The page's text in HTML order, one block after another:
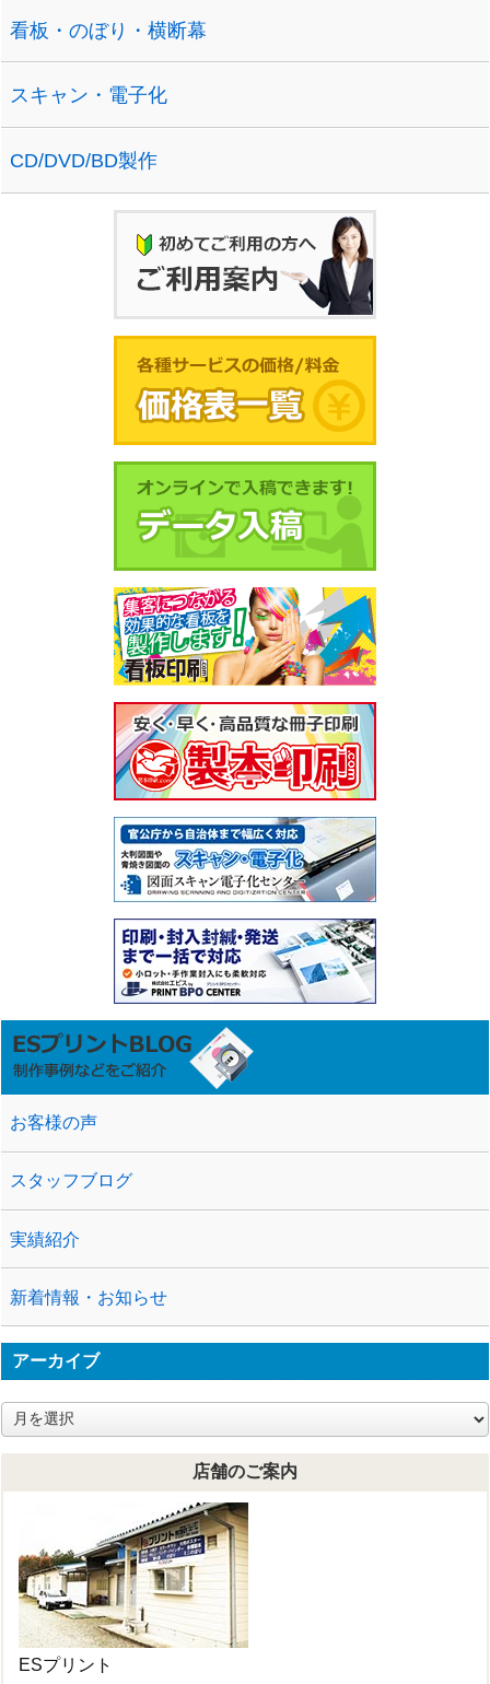
看板・のぼり・横断幕
スキャン・電子化
CD/DVD/BD製作
お客様の声
スタッフブログ
実績紹介
新着情報・お知らせ
アーカイブ
ア
ー
カ
店舗のご案内
ESプリント